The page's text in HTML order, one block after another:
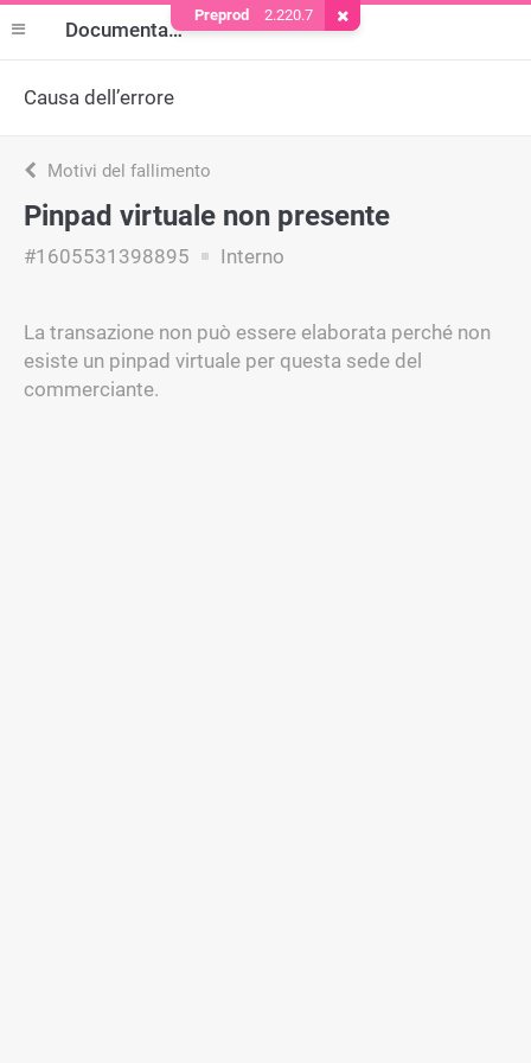
Documentazione
Causa dell’errore
Motivi del fallimento
Pinpad virtuale non presente
#1605531398895 Interno
La transazione non può essere elaborata perché non
esiste un pinpad virtuale per questa sede del
commerciante.
Preprod 2.220.7 Rimuovere il cookie